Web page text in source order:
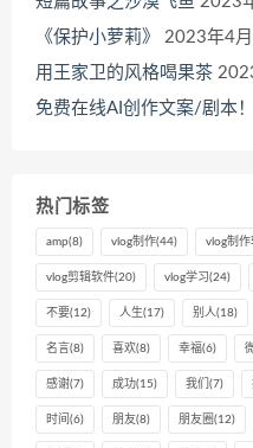
《保护小萝莉》
2023年4
用王家卫的风格喝果茶
免费在线AI创作文案/剧本！
热门标签
amp(8) vlog制作(44) vlog制作
vlog剪辑软件(20) vlog学习(24)
不要(12) 人生(17) 别人(18)
名言 (8) 喜欢(8) 幸福(6)
感谢(7) 成功(15) 我们 (7)
时间 (6) 朋友(8) 朋友圈 (12)